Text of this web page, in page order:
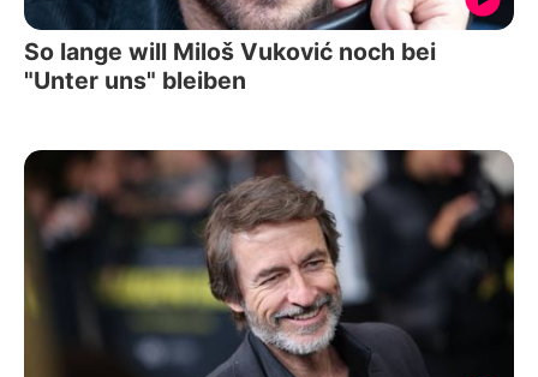
So lange will Miloš Vuković noch bei
"Unter uns" bleiben